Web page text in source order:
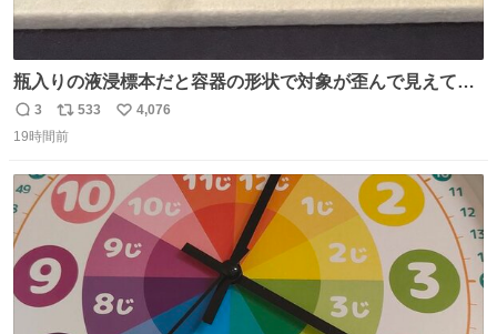
瓶入りの液浸標本だと容器の形状で対象が歪んで見えてし
まうことから、なるべく歪みがない状態で観察しやすいよ
うにこのような形で保存していると前に科博の先生から教
返
信
3
リ
ポ
ト
数
533
い
数
4,076
19時間前